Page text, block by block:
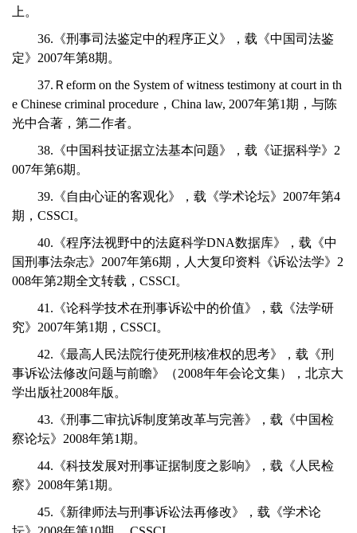
上。
36.《刑事司法鉴定中的程序正义》，载《中国司法鉴
定》2007年第8期。
37.Ｒeform on the System of witness testimony at court in th
e Chinese criminal procedure，China law, 2007年第1期，与陈
光中合著，第二作者。
38.《中国科技证据立法基本问题》，载《证据科学》2
007年第6期。
39.《自由心证的客观化》，载《学术论坛》2007年第4
期，CSSCI。
40.《程序法视野中的法庭科学DNA数据库》，载《中
国刑事法杂志》2007年第6期，人大复印资料《诉讼法学》2
008年第2期全文转载，CSSCI。
41.《论科学技术在刑事诉讼中的价值》，载《法学研
究》2007年第1期，CSSCI。
42.《最高人民法院行使死刑核准权的思考》，载《刑
事诉讼法修改问题与前瞻》（2008年年会论文集），北京大
学出版社2008年版。
43.《刑事二审抗诉制度第改革与完善》，载《中国检
察论坛》2008年第1期。
44.《科技发展对刑事证据制度之影响》，载《人民检
察》2008年第1期。
45.《新律师法与刑事诉讼法再修改》，载《学术论